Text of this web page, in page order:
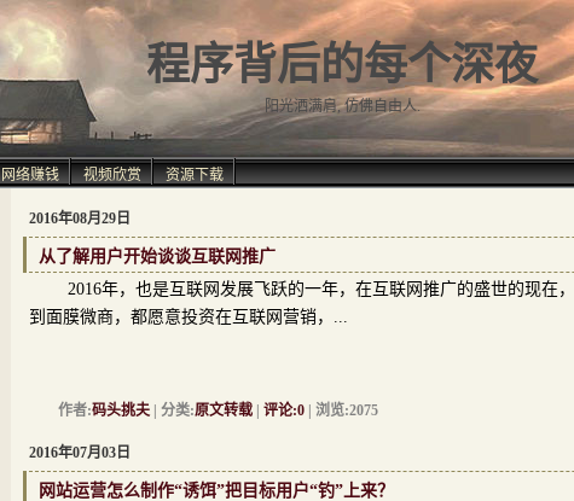
程序背后的每个深夜
阳光洒满肩, 仿佛自由人.
网络赚钱 视频欣赏 资源下载
2016年08月29日
从了解用户开始谈谈互联网推广
2016年，也是互联网发展飞跃的一年，在互联网推广的盛世的现在
到面膜微商，都愿意投资在互联网营销，...
作者:码头挑夫 | 分类:原文转载 评论:0 | 浏览:2075
2016年07月03日
网站运营怎么制作“诱饵”把目标用户“钓”上来？